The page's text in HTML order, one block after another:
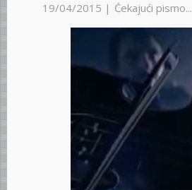
19/04/2015 | Čekajući pismo...